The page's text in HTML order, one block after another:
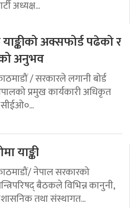
अध्यक्ष...
याङ्कीको अक्सफोर्ड पढेको र
अनुभव
/ सरकारले लगानी बोर्ड
प्रमुख कार्यकारी अधिकृत
याङ्की
नेपाल सरकारको
बैठकले विभिन्न कानुनी,
तथा संस्थागत...